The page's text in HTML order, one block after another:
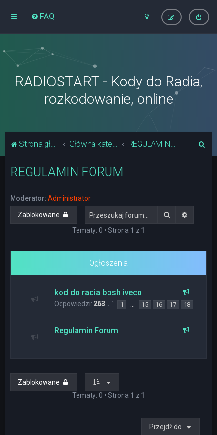
FAQ
RADIOSTART - Kody do Radia,
rozkodowanie, online
Strona główna Główna kategoria forum REGULAMIN FORUM
REGULAMIN FORUM
Moderator: Administrator
Zablokowane Szukaj
Tematy: 0 • Strona 1 z 1
Ogłoszenia
kod do radia bosh iveco
Odpowiedzi: 263 1 … 15 16 17 18
Regulamin Forum
Zablokowane
Tematy: 0 • Strona 1 z 1
Przejdź do